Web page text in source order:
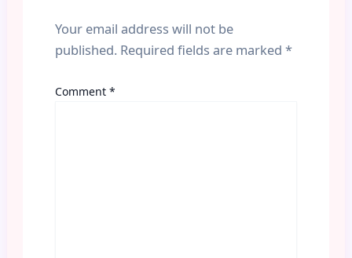
Your email address will not be
published. Required fields are marked *
Comment *